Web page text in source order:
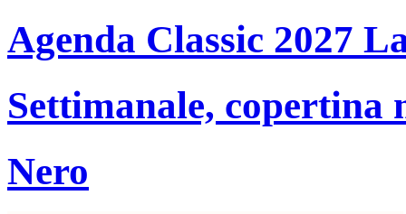
Agenda Classic 2027
Settimanale, copertina
Nero